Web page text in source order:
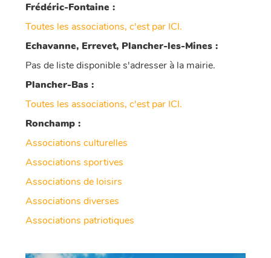
Frédéric-Fontaine :
Toutes les associations, c'est par ICI.
Echavanne, Errevet, Plancher-les-Mines :
Pas de liste disponible s'adresser à la mairie.
Plancher-Bas :
Toutes les associations, c'est par ICI.
Ronchamp :
Associations culturelles
Associations sportives
Associations de loisirs
Associations diverses
Associations patriotiques